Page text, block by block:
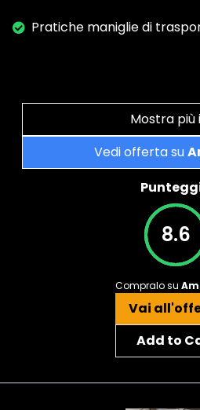
Pratiche maniglie di
Mostra più
Vedi offerta su
8.6
Compralo su
Vai
Add to